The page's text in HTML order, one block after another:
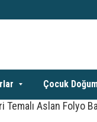
Çocuk
Temalı Aslan Folyo